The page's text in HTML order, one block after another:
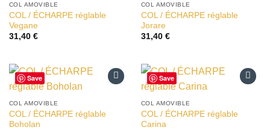
d’envies
COL AMOVIBLE
COL / ÉCHARPE réglable
Vegane
31,40 €
d’envies
COL AMOVIBLE
COL / ÉCHARPE réglable
Jorare
31,40 €
Save
d’envies
COL AMOVIBLE
COL / ÉCHARPE réglable
Boholan
Save
d’envies
COL AMOVIBLE
COL / ÉCHARPE réglable
Carina